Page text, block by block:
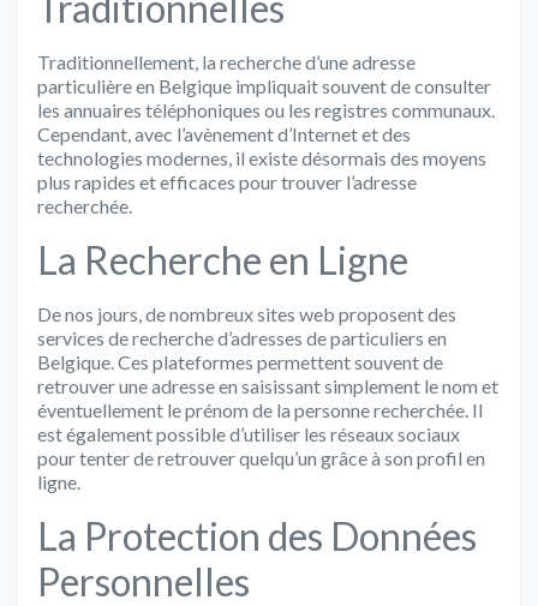
Traditionnellement, la recherche d’une adresse
particulière en Belgique impliquait souvent de consulter
les annuaires téléphoniques ou les registres communaux.
Cependant, avec l’avènement d’Internet et des
technologies modernes, il existe désormais des moyens
plus rapides et efficaces pour trouver l’adresse
recherchée.
La Recherche en Ligne
De nos jours, de nombreux sites web proposent des
services de recherche d’adresses de particuliers en
Belgique. Ces plateformes permettent souvent de
retrouver une adresse en saisissant simplement le nom et
éventuellement le prénom de la personne recherchée. Il
est également possible d’utiliser les réseaux sociaux
pour tenter de retrouver quelqu’un grâce à son profil en
ligne.
La Protection des Données
Personnelles